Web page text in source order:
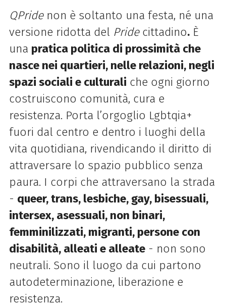
QPride non è soltanto una festa, né una
versione ridotta del Pride cittadino.È
una pratica politica di prossimità che
nasce nei quartieri, nelle relazioni, negli
spazi sociali e culturali che ogni giorno
costruiscono comunità, cura e
resistenza. Porta l’orgoglio Lgbtqia+
fuori dal centro e dentro i luoghi della
vita quotidiana, rivendicando il diritto di
attraversare lo spazio pubblico senza
paura. I corpi che attraversano la strada
- queer, trans, lesbiche, gay, bisessuali,
intersex, asessuali, non binari,
femminilizzati, migranti, persone con
disabilità, alleati e alleate- non sono
neutrali. Sono il luogo da cui partono
autodeterminazione, liberazione e
resistenza.